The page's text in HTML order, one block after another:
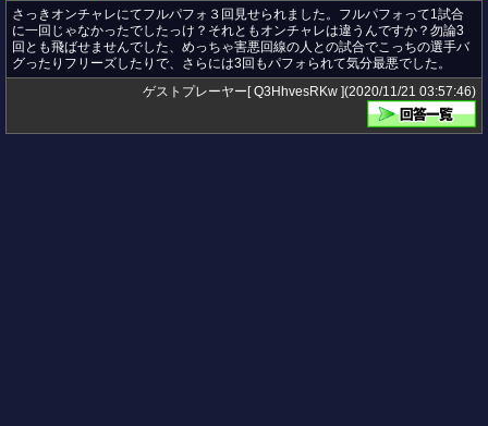
さっきオンチャレにてフルパフォ３回見せられました。フルパフォって1試合
に一回じゃなかったでしたっけ？それともオンチャレは違うんですか？勿論3
回とも飛ばせませんでした、めっちゃ害悪回線の人との試合でこっちの選手バ
グったりフリーズしたりで、さらには3回もパフォられて気分最悪でした。
ゲストプレーヤー[ Q3HhvesRKw ](2020/11/21 03:57:46)